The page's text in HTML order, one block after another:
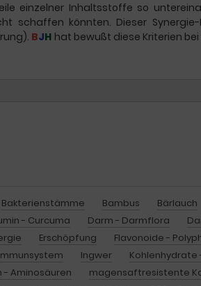
einzelner Inhaltsstoffe so
schaffen könnten. Dieser
BJH hat bewußt diese Kriterien
Bakterienstämme Bambus Bärlauch
- Curcuma Darm - Darmflora
Erschöpfung Flavonoide -
Ingwer Kohlenhydrate
- Aminosäuren magensaftresistente